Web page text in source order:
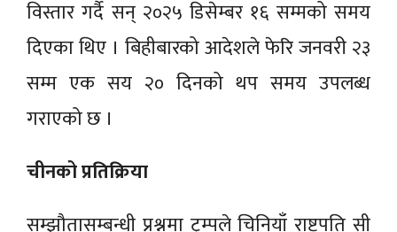
विस्तार गर्दै सन् २०२५ डिसेम्बर १६ सम्मको समय
दिएका थिए । बिहीबारको आदेशले फेरि जनवरी २३
सम्म एक सय २० दिनको थप समय उपलब्ध
गराएको छ ।
चीनको प्रतिक्रिया
सम्झौतासम्बन्धी प्रश्नमा ट्रम्पले चिनियाँ राष्ट्रपति सी